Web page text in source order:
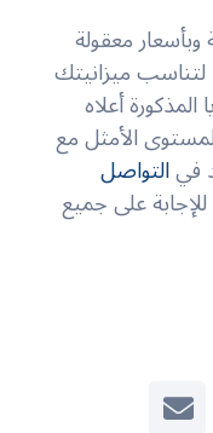
معقولة
ميزانيتك
أعلاه
الأمثل مع
فيالتواصل
على جميع